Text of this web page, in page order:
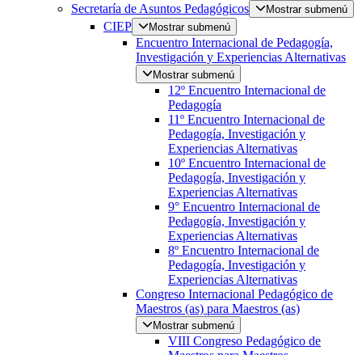
Secretaría de Asuntos Pedagógicos
Mostrar submenú
CIEP Mostrar submenú
Encuentro Internacional de Pedagogía,
Investigación y Experiencias Alternativas
Mostrar submenú
12º Encuentro Internacional de
Pedagogía
11º Encuentro Internacional de
Pedagogía, Investigación y
Experiencias Alternativas
10º Encuentro Internacional de
Pedagogía, Investigación y
Experiencias Alternativas
9° Encuentro Internacional de
Pedagogía, Investigación y
Experiencias Alternativas
8º Encuentro Internacional de
Pedagogía, Investigación y
Experiencias Alternativas
Congreso Internacional Pedagógico de
Maestros (as) para Maestros (as)
Mostrar submenú
VIII Congreso Pedagógico de